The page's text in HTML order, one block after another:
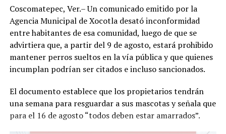
Coscomatepec, Ver.– Un comunicado emitido por la
Agencia Municipal de Xocotla desató inconformidad
entre habitantes de esa comunidad, luego de que se
advirtiera que, a partir del 9 de agosto, estará prohibido
mantener perros sueltos en la vía pública y que quienes
incumplan podrían ser citados e incluso sancionados.
El documento establece que los propietarios tendrán
una semana para resguardar a sus mascotas y señala que
para el 16 de agosto “todos deben estar amarrados”.